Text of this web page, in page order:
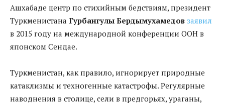
Ашхабаде центр по стихийным бедствиям, президент
Туркменистана Гурбангулы Бердымухамедов заявил
в 2015 году на международной конференции ООН в
японском Сендае.
Туркменистан, как правило, игнорирует природные
катаклизмы и техногенные катастрофы. Регулярные
наводнения в столице, сели в предгорьях, ураганы,